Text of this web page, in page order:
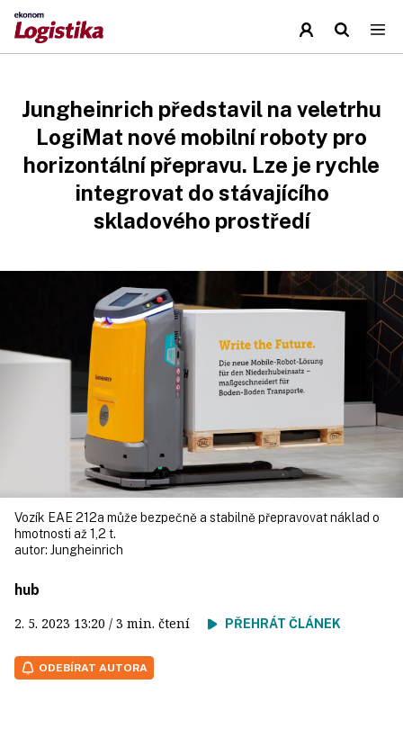
Jungheinrich představil na veletrhu
LogiMat nové mobilní roboty pro
horizontální přepravu. Lze je rychle
integrovat do stávajícího
skladového prostředí
Vozík EAE 212a může bezpečně a stabilně přepravovat náklad o
hmotnosti až 1,2 t.
autor: Jungheinrich
hub
2. 5. 2023 13:20 / 3 min. čtení PŘEHRÁT ČLÁNEK
ODEBÍRAT AUTORA